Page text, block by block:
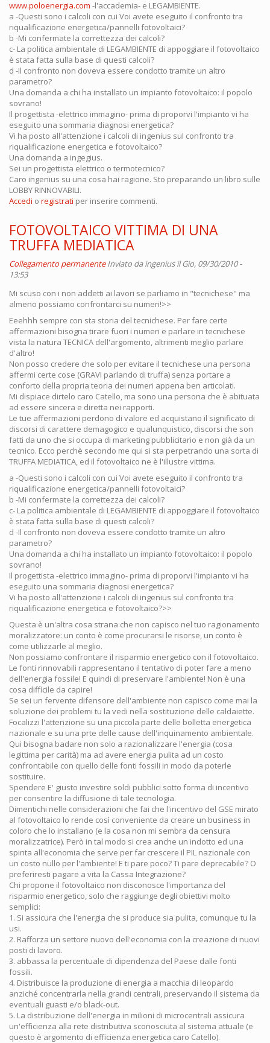
www.poloenergia.com -l'accademia- e LEGAMBIENTE.
a -Questi sono i calcoli con cui Voi avete eseguito il confronto tra
riqualificazione energetica/pannelli fotovoltaici?
b -Mi confermate la correttezza dei calcoli?
c- La politica ambientale di LEGAMBIENTE di appoggiare il fotovoltaico
è stata fatta sulla base di questi calcoli?
d -Il confronto non doveva essere condotto tramite un altro
parametro?
Una domanda a chi ha installato un impianto fotovoltaico: il popolo
sovrano!
Il progettista -elettrico immagino- prima di proporvi l'impianto vi ha
eseguito una sommaria diagnosi energetica?
Vi ha posto all'attenzione i calcoli di ingenius sul confronto tra
riqualificazione energetica e fotovoltaico?
Una domanda a ingegius.
Sei un progettista elettrico o termotecnico?
Caro ingenius su una cosa hai ragione. Sto preparando un libro sulle
LOBBY RINNOVABILI.
Accedi o registrati per inserire commenti.
FOTOVOLTAICO VITTIMA DI UNA
TRUFFA MEDIATICA
Collegamento permanente Inviato daingeniusil Gio, 09/30/2010 -
13:53
Mi scuso con i non addetti ai lavori se parliamo in "tecnichese" ma
almeno possiamo confrontarci su numeri!>>
Eeehhh sempre con sta storia del tecnichese. Per fare certe
affermazioni bisogna tirare fuori i numeri e parlare in tecnichese
vista la natura TECNICA dell'argomento, altrimenti meglio parlare
d'altro!
Non posso credere che solo per evitare il tecnichese una persona
affermi certe cose (GRAVI parlando di truffa) senza portare a
conforto della propria teoria dei numeri appena ben articolati.
Mi dispiace dirtelo caro Catello, ma sono una persona che è abituata
ad essere sincera e diretta nei rapporti.
Le tue affermazioni perdono di valore ed acquistano il significato di
discorsi di carattere demagogico e qualunquistico, discorsi che son
fatti da uno che si occupa di marketing pubblicitario e non già da un
tecnico. Ecco perchè secondo me qui si sta perpetrando una sorta di
TRUFFA MEDIATICA, ed il fotovoltaico ne è l'illustre vittima.
a -Questi sono i calcoli con cui Voi avete eseguito il confronto tra
riqualificazione energetica/pannelli fotovoltaici?
b -Mi confermate la correttezza dei calcoli?
c- La politica ambientale di LEGAMBIENTE di appoggiare il fotovoltaico
è stata fatta sulla base di questi calcoli?
d -Il confronto non doveva essere condotto tramite un altro
parametro?
Una domanda a chi ha installato un impianto fotovoltaico: il popolo
sovrano!
Il progettista -elettrico immagino- prima di proporvi l'impianto vi ha
eseguito una sommaria diagnosi energetica?
Vi ha posto all'attenzione i calcoli di ingenius sul confronto tra
riqualificazione energetica e fotovoltaico?>>
Questa è un'altra cosa strana che non capisco nel tuo ragionamento
moralizzatore: un conto è come procurarsi le risorse, un conto è
come utilizzarle al meglio.
Non possiamo confrontare il risparmio energetico con il fotovoltaico.
Le fonti rinnovabili rappresentano il tentativo di poter fare a meno
dell'energia fossile! E quindi di preservare l'ambiente! Non è una
cosa difficile da capire!
Se sei un fervente difensore dell'ambiente non capisco come mai la
soluzione dei problemi tu la vedi nella sostituzione delle caldaiette.
Focalizzi l'attenzione su una piccola parte delle bolletta energetica
nazionale e su una prte delle cause dell'inquinamento ambientale.
Qui bisogna badare non solo a razionalizzare l'energia (cosa
legittima per carità) ma ad avere energia pulita ad un costo
confrontabile con quello delle fonti fossili in modo da poterle
sostituire.
Spendere E' giusto investire soldi pubblici sotto forma di incentivo
per consentire la diffusione di tale tecnologia.
Dimentichi nelle considerazioni che fai che l'incentivo del GSE mirato
al fotovoltaico lo rende così conveniente da creare un business in
coloro che lo installano (e la cosa non mi sembra da censura
moralizzatrice). Però in tal modo si crea anche un indotto ed una
spinta all'economia che serve per far crescere il PIL nazionale con
un costo nullo per l'ambiente! E ti pare poco? Ti pare deprecabile? O
preferiresti pagare a vita la Cassa Integrazione?
Chi propone il fotovoltaico non disconosce l'importanza del
risparmio energetico, solo che raggiunge degli obiettivi molto
semplici:
1. Si assicura che l'energia che si produce sia pulita, comunque tu la
usi.
2. Rafforza un settore nuovo dell'economia con la creazione di nuovi
posti di lavoro.
3. abbassa la percentuale di dipendenza del Paese dalle fonti
fossili.
4. Distribuisce la produzione di energia a macchia di leopardo
anziché concentrarla nella grandi centrali, preservando il sistema da
eventuali guasti e/o black-out.
5. La distribuzione dell'energia in milioni di microcentrali assicura
un'efficienza alla rete distributiva sconosciuta al sistema attuale (e
questo è argomento di efficienza energetica caro Catello).